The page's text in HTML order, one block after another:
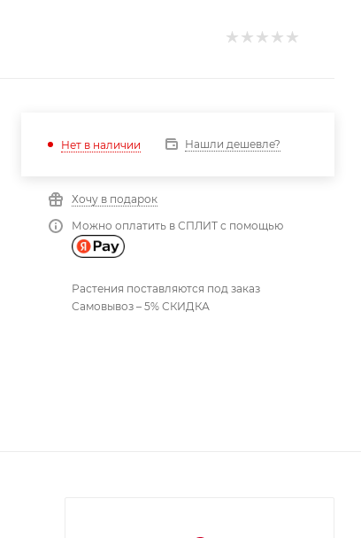
Нет в наличии Нашли дешевле?
Хочу в подарок
Можно оплатить в СПЛИТ с помощью
Растения поставляются под заказ
Самовывоз – 5% СКИДКА